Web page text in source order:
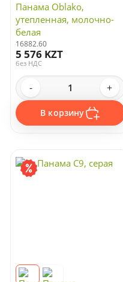
Панама Oblako,
утепленная, молочно-
белая
16882.60
5 576 KZT
без НДС
- +
В корзину